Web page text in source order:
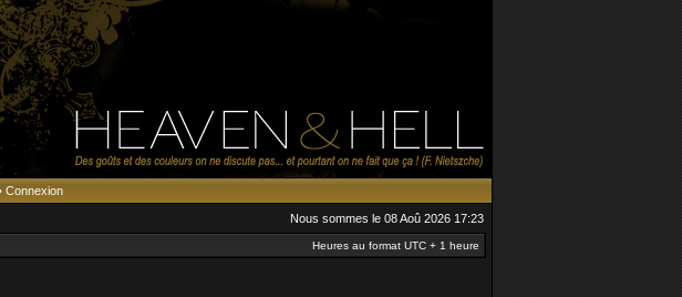
Connexion
Nous sommes le 08 Aoû 2026 17:23
Heures au format UTC + 1 heure